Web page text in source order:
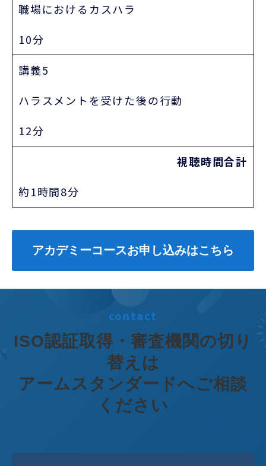
職場におけるカスハラ
10分
講義5
ハラスメントを受けた後の行動
12分
視聴時間合計
約1時間8分
アカデミーコースお申し込みはこちら
contact
ISO認証取得・審査機関の切り
替えは
アームスタンダードへご相談
ください